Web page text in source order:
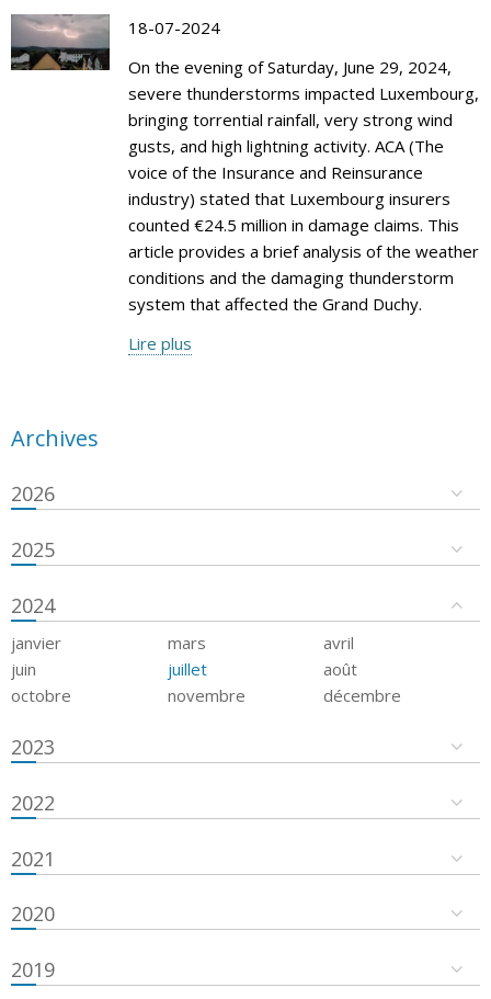
18-07-2024
On the evening of Saturday, June 29, 2024,
severe thunderstorms impacted Luxembourg,
bringing torrential rainfall, very strong wind
gusts, and high lightning activity. ACA (The
voice of the Insurance and Reinsurance
industry) stated that Luxembourg insurers
counted €24.5 million in damage claims. This
article provides a brief analysis of the weather
conditions and the damaging thunderstorm
system that affected the Grand Duchy.
Lire plus
Archives
2026
2025
2024
janvier mars
avril
juin
juillet
août
octobre
novembre décembre
2023
2022
2021
2020
2019